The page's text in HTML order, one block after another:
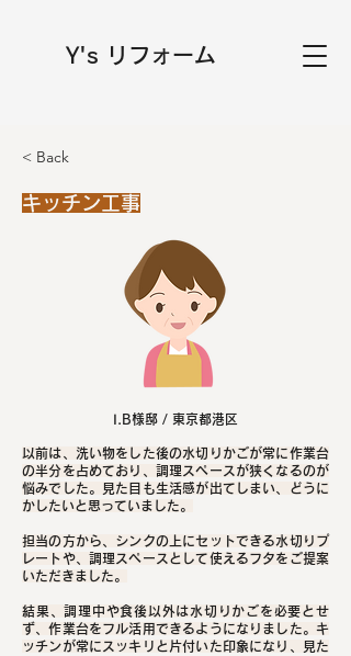
Y's リフォーム
< Back
キッチン工事
I.B様邸 / 東京都港区
以前は、洗い物をした後の水切りかごが常に作業台
の半分を占めており、調理スペースが狭くなるのが
悩みでした。見た目も生活感が出てしまい、どうに
かしたいと思っていました。
担当の方から、シンクの上にセットできる水切りプ
レートや、調理スペースとして使えるフタをご提案
いただきました。
結果、調理中や食後以外は水切りかごを必要とせ
ず、作業台をフル活用できるようになりました。キ
ッチンが常にスッキリと片付いた印象になり、見た